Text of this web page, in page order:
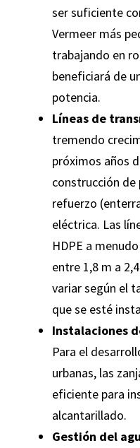
ser suficiente
Vermeer más
trabajando en
beneficiará de
potencia.
Líneas de
tremendo
próximos años
construcción de
refuerzo
eléctrica. Las
HDPE a
entre 1,8 m a
variar según el
que se esté
Instalaciones
Para el
urbanas, las
eficiente para
alcantarillado.
Gestión del